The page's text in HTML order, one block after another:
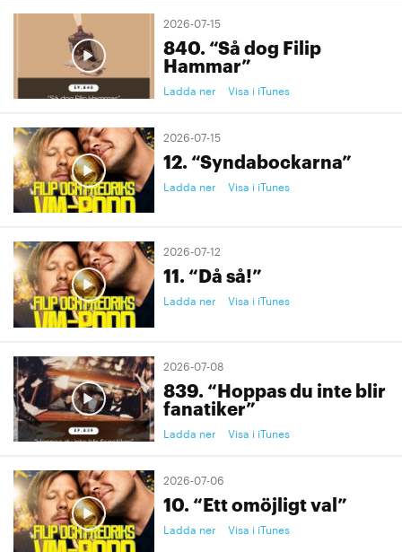
2026-07-15
840. “Så dog Filip
Hammar”
Ladda ner Visa i iTunes
2026-07-15
12. “Syndabockarna”
Ladda ner Visa i iTunes
2026-07-12
11. “Då så!”
Ladda ner Visa i iTunes
2026-07-08
839. “Hoppas du inte blir
fanatiker”
Ladda ner Visa i iTunes
2026-07-06
10. “Ett omöjligt val”
Ladda ner Visa i iTunes